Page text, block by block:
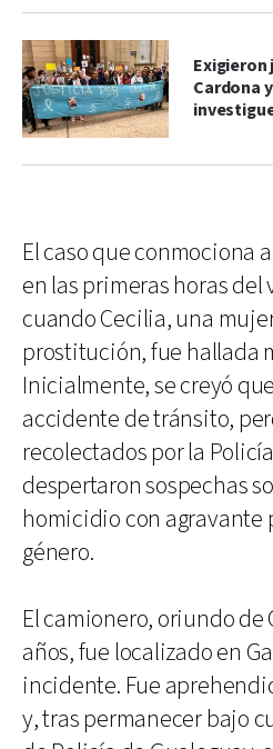
Exigieron
Cardona
El caso que conmociona
en las primeras horas del
cuando Cecilia, una
prostitución, fue hallada
Inicialmente, se creyó
accidente de tránsito,
recolectados por la
despertaron sospechas
homicidio con agravante
género.
El camionero, oriundo de
años, fue localizado en
incidente. Fue
y, tras permanecer bajo